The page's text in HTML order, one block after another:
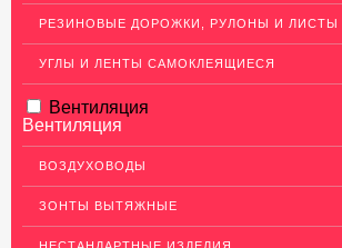
Рифленые алюминиевые листы
Алюминиевые профили
Алюминиевые трубы
Профиль для гипсокартона, МДФ, панелей
РЕЗИНОВЫЕ ДОРОЖКИ, РУЛОНЫ И ЛИСТЫ
УГЛЫ И ЛЕНТЫ САМОКЛЕЯЩИЕСЯ
Вентиляция
Вентиляция
ВОЗДУХОВОДЫ
ЗОНТЫ ВЫТЯЖНЫЕ